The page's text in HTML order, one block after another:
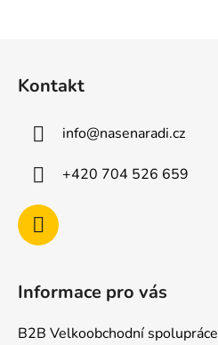
Kontakt
info@nasenaradi.cz
+420 704 526 659
Informace pro vás
B2B Velkoobchodní spolupráce